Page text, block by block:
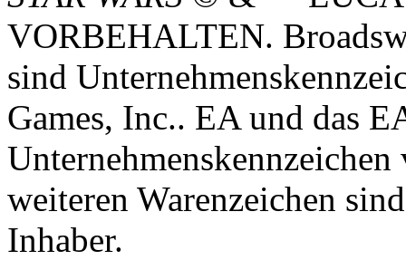
VORBEHALTEN.
sind
Games, Inc.. EA und das
weiteren Warenzeichen
Inhaber.